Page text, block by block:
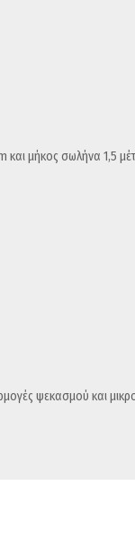
και μήκος σωλήνα 1,5
ψεκασμού και